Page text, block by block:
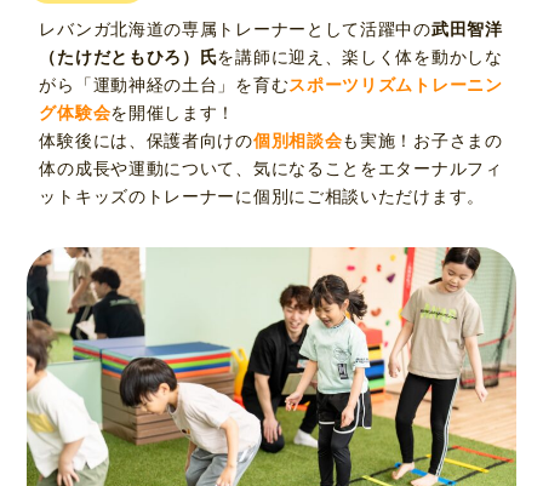
レバンガ北海道の専属トレーナーとして活躍中の武田智洋
（たけだともひろ）氏を講師に迎え、楽しく体を動かしな
がら「運動神経の土台」を育むスポーツリズムトレーニン
グ体験会を開催します！
体験後には、保護者向けの個別相談会も実施！お子さまの
体の成長や運動について、気になることをエターナルフィ
ットキッズのトレーナーに個別にご相談いただけます。